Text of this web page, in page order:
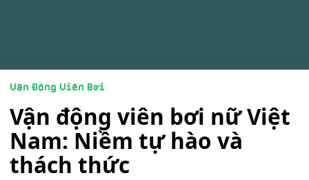
Vận Động Viên Bơi
Vận động viên bơi nữ Việt
Nam: Niềm tự hào và
thách thức